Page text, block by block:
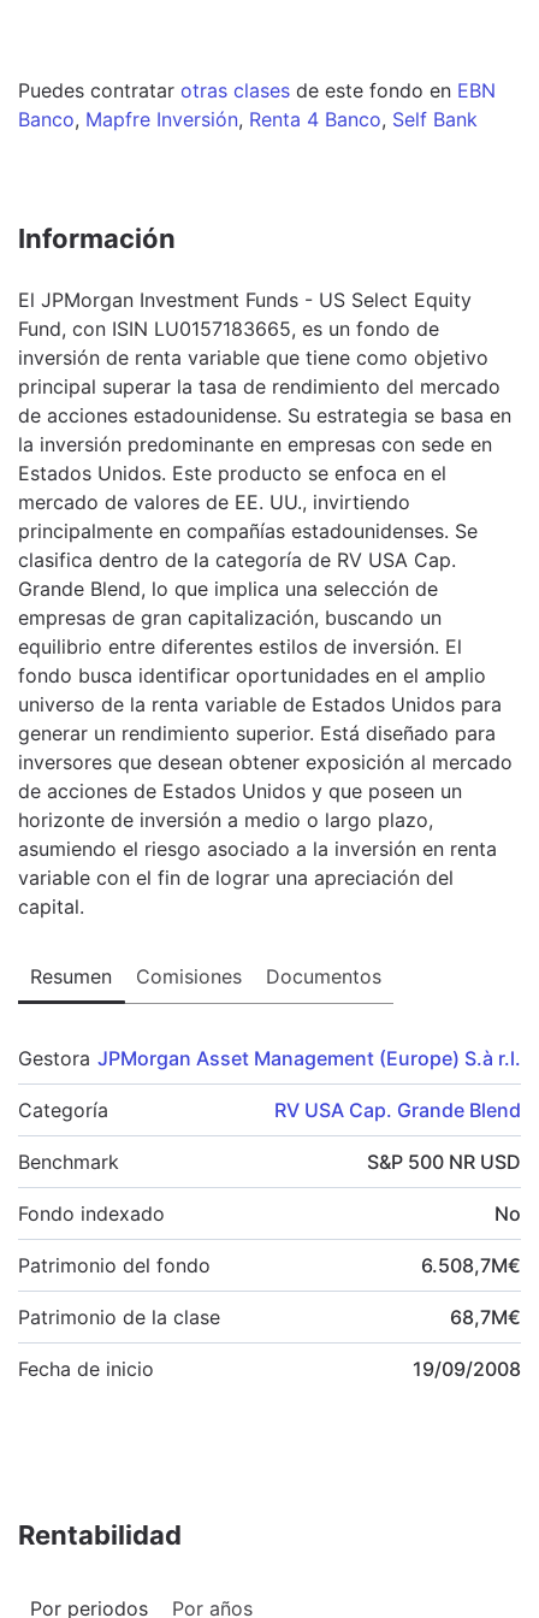
Puedes contratar otras clases de este fondo en EBN
Banco, Mapfre Inversión, Renta 4 Banco, Self Bank
Información
El JPMorgan Investment Funds - US Select Equity
Fund, con ISIN LU0157183665, es un fondo de
inversión de renta variable que tiene como objetivo
principal superar la tasa de rendimiento del mercado
de acciones estadounidense. Su estrategia se basa en
la inversión predominante en empresas con sede en
Estados Unidos. Este producto se enfoca en el
mercado de valores de EE. UU., invirtiendo
principalmente en compañías estadounidenses. Se
clasifica dentro de la categoría de RV USA Cap.
Grande Blend, lo que implica una selección de
empresas de gran capitalización, buscando un
equilibrio entre diferentes estilos de inversión. El
fondo busca identificar oportunidades en el amplio
universo de la renta variable de Estados Unidos para
generar un rendimiento superior. Está diseñado para
inversores que desean obtener exposición al mercado
de acciones de Estados Unidos y que poseen un
horizonte de inversión a medio o largo plazo,
asumiendo el riesgo asociado a la inversión en renta
variable con el fin de lograr una apreciación del
capital.
Resumen Comisiones Documentos
Gestora JPMorgan Asset Management (Europe) S.à r.l.
Categoría RV USA Cap. Grande Blend
Benchmark S&P 500 NR USD
Fondo indexado No
Patrimonio del fondo 6.508,7M€
Patrimonio de la clase 68,7M€
Fecha de inicio 19/09/2008
Rentabilidad
Por periodos Por años